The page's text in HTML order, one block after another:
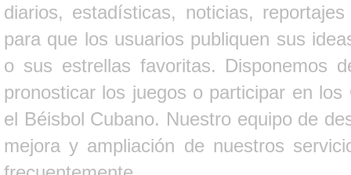
diarios, estadísticas, noticias,
para que los usuarios publiquen sus
o sus estrellas favoritas. Disponemos
pronosticar los juegos o participar en
el Béisbol Cubano. Nuestro equipo de
mejora y ampliación de nuestros